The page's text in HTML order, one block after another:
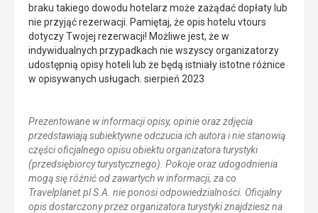
braku takiego dowodu hotelarz może zażądać dopłaty lub
nie przyjąć rezerwacji. Pamiętaj, że opis hotelu vtours
dotyczy Twojej rezerwacji! Możliwe jest, że w
indywidualnych przypadkach nie wszyscy organizatorzy
udostępnią opisy hoteli lub że będą istniały istotne różnice
w opisywanych usługach. sierpień 2023
Prezentowane w informacji opisy, opinie oraz zdjęcia
przedstawiają subiektywne odczucia ich autora i nie stanowią
części oficjalnego opisu obiektu organizatora turystyki
(przedsiębiorcy turystycznego). Pokoje oraz udogodnienia
mogą się różnić od zawartych w informacji, za co
Travelplanet.pl S.A. nie ponosi odpowiedzialności. Oficjalny
opis dostarczony przez organizatora turystyki znajdziesz na